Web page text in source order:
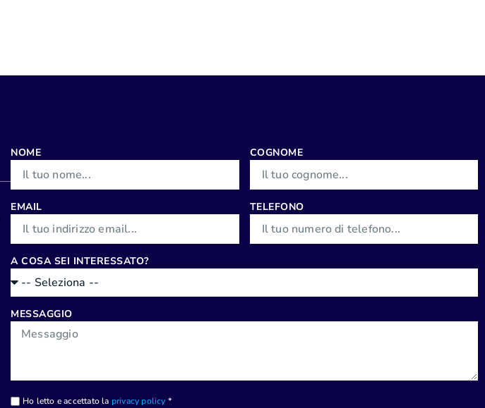
NOME COGNOME
EMAIL TELEFONO
A COSA SEI INTERESSATO?
MESSAGGIO
Ho letto e accettato la privacy policy *